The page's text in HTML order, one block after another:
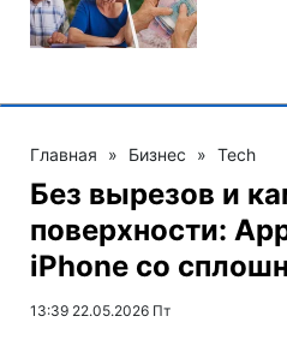
Главная » Бизнес » Tech
Без вырезов и
поверхности:
iPhone со
13:39 22.05.2026 Пт